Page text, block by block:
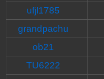
ufjl1785
grandpachu
ob21
TU6222